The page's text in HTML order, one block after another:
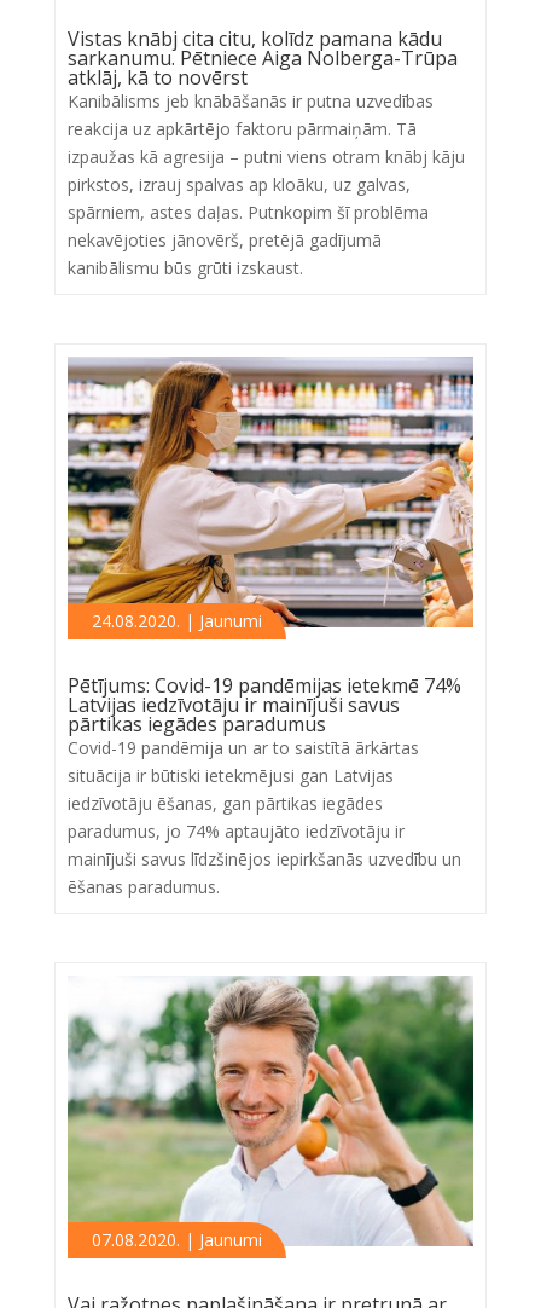
Vistas knābj cita citu, kolīdz pamana kādu
sarkanumu. Pētniece Aiga Nolberga-Trūpa
atklāj, kā to novērst
Kanibālisms jeb knābāšanās ir putna uzvedības
reakcija uz apkārtējo faktoru pārmaiņām. Tā
izpaužas kā agresija – putni viens otram knābj kāju
pirkstos, izrauj spalvas ap kloāku, uz galvas,
spārniem, astes daļas. Putnkopim šī problēma
nekavējoties jānovērš, pretējā gadījumā
kanibālismu būs grūti izskaust.
24.08.2020. | Jaunumi
Pētījums: Covid-19 pandēmijas ietekmē 74%
Latvijas iedzīvotāju ir mainījuši savus
pārtikas iegādes paradumus
Covid-19 pandēmija un ar to saistītā ārkārtas
situācija ir būtiski ietekmējusi gan Latvijas
iedzīvotāju ēšanas, gan pārtikas iegādes
paradumus, jo 74% aptaujāto iedzīvotāju ir
mainījuši savus līdzšinējos iepirkšanās uzvedību un
ēšanas paradumus.
07.08.2020. | Jaunumi